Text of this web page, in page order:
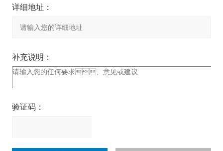
详细地址：
补充说明：
验证码：